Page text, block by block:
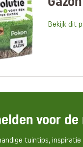
Bekijk dit
voor
tuintips, inspiratie